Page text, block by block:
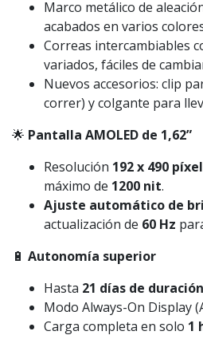
Marco metálico de
acabados en varios
Correas intercambiables
variados, fáciles de
Nuevos accesorios: clip
correr) y colgante para
🌟 Pantalla AMOLED de 1,62”
Resolución 192 x 490
máximo de 1200 nit.
Ajuste automático de
actualización de 60 Hz
🔋 Autonomía superior
Hasta 21 días de duración
Modo Always-On Display
Carga completa en solo 1